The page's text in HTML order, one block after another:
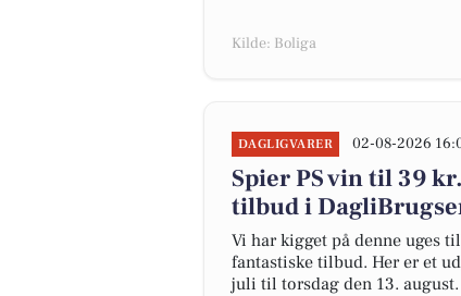
Kilde: Boliga
DAGLIGVARER 02-08-2026
Spier PS vin til 39
tilbud i
Vi har kigget på denne uges
fantastiske tilbud. Her er et
juli til torsdag den 13. august.